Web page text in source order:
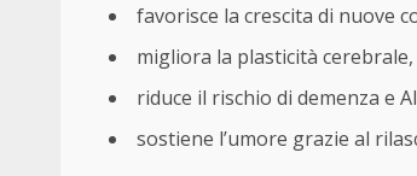
favorisce la crescita di nuove
migliora la plasticità cerebrale,
riduce il rischio di demenza e
sostiene l’umore grazie al